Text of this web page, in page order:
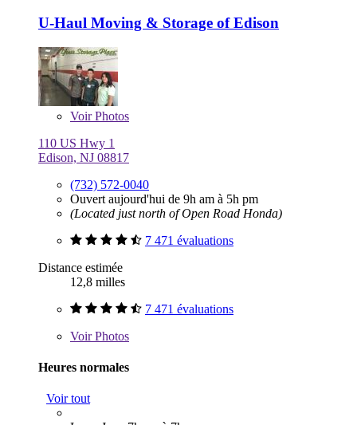
U-Haul Moving & Storage of Edison
VoirPhotos
110 US Hwy 1
Edison, NJ 08817
(732) 572-0040
Ouvert aujourd'hui de 9h am à 5h pm
(Located just north of Open Road Honda)
7 471 évaluations
Distance estimée
12,8 milles
7 471 évaluations
VoirPhotos
Heures normales
Voir tout